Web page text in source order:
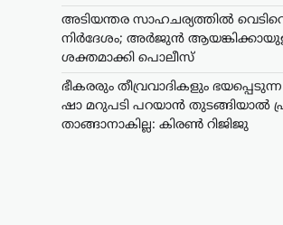
അടിയന്തര സാഹചര്യത്തിൽ
നിർദേശം; അർജുൻ
ശക്തമാക്കി പൊലീസ്
ഭീകരരും തീവ്രവാദികളും
ഷാ മറുപടി പറയാൻ തുടങ്ങിയാൽ
താങ്ങാനാകില്ല: കിരൺ റിജിജു
ട്രെൻഡിംഗ്,ദേശീയം,
ഭീകരരും
ഭയപ്പെടുന്ന
അമിത് ഷാ
പറയാൻ